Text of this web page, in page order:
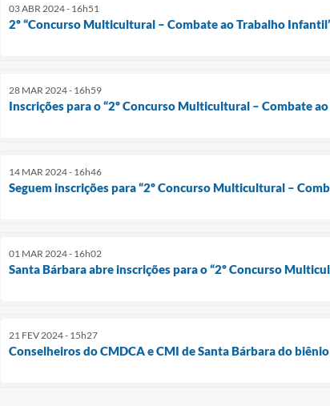
03 ABR 2024 - 16h51
2º “Concurso Multicultural – Combate ao Trabalho
28 MAR 2024 - 16h59
Inscrições para o “2º Concurso Multicultural – Combate
14 MAR 2024 - 16h46
Seguem inscrições para “2º Concurso Multicultural –
01 MAR 2024 - 16h02
Santa Bárbara abre inscrições para o “2º Concurso
21 FEV 2024 - 15h27
Conselheiros do CMDCA e CMI de Santa Bárbara do